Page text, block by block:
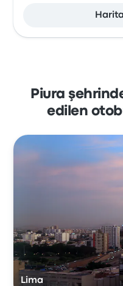
Piura
edilen
Lima